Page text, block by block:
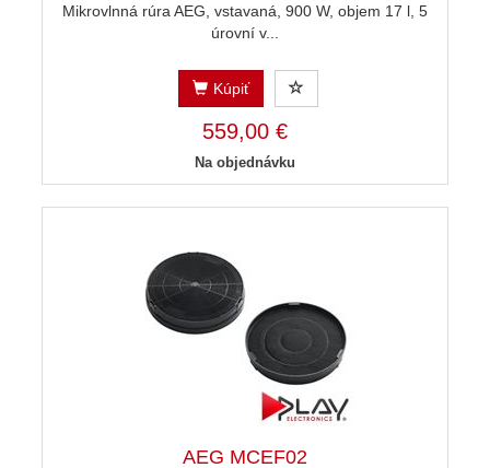
Mikrovlnná rúra AEG, vstavaná, 900 W, objem 17 l, 5
úrovní v...
Kúpiť
559,00 €
Na objednávku
AEG MCEF02